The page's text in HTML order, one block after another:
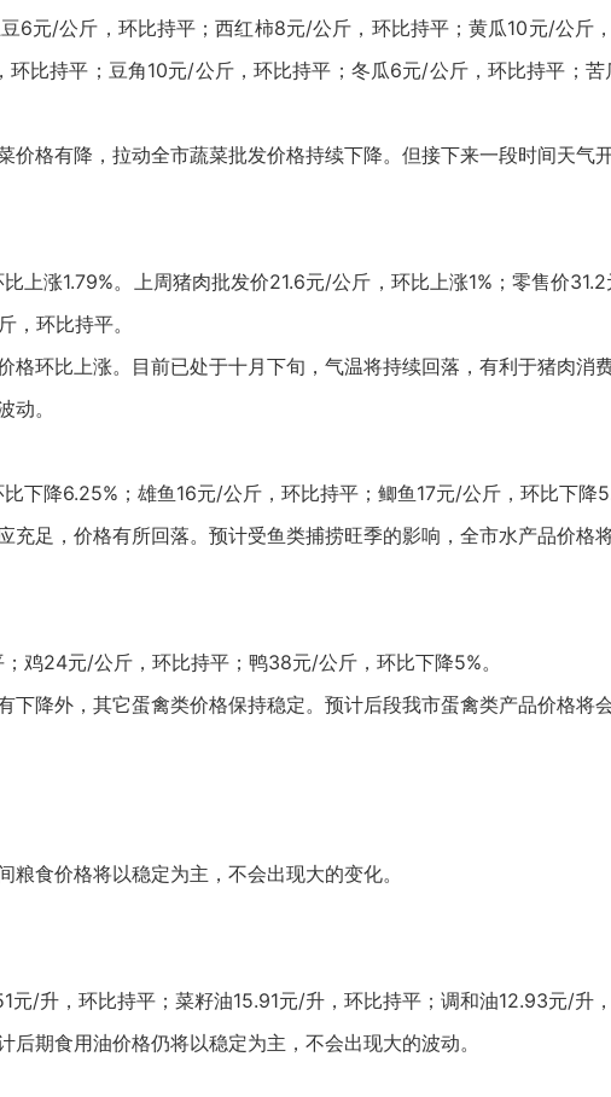
6元/公斤，环比持平；西红柿8元/公斤，环比持平；黄瓜10元/公斤
比持平；豆角10元/公斤，环比持平；冬瓜6元/公斤，环比持平；
格有降，拉动全市蔬菜批发价格持续下降。但接下来一段时间天气
涨1.79%。上周猪肉批发价21.6元/公斤，环比上涨1%；零售价
环比持平。
环比上涨。目前已处于十月下旬，气温将持续回落，有利于猪肉消
。
下降6.25%；雄鱼16元/公斤，环比持平；鲫鱼17元/公斤，环比下降
足，价格有所回落。预计受鱼类捕捞旺季的影响，全市水产品价格
鸡24元/公斤，环比持平；鸭38元/公斤，环比下降5%。
降外，其它蛋禽类价格保持稳定。预计后段我市蛋禽类产品价格将
食价格将以稳定为主，不会出现大的变化。
/升，环比持平；菜籽油15.91元/升，环比持平；调和油12.93元/升，
期食用油价格仍将以稳定为主，不会出现大的波动。